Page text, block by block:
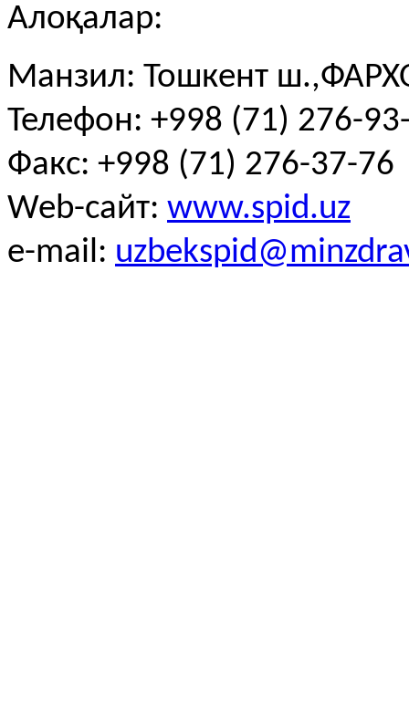
Алоқалар:
Манзил: Тошкент
Телефон: +998 (71) 276-
Факс: +998 (71) 276-37-76
Web-сайт: www.spid.uz
e-mail: